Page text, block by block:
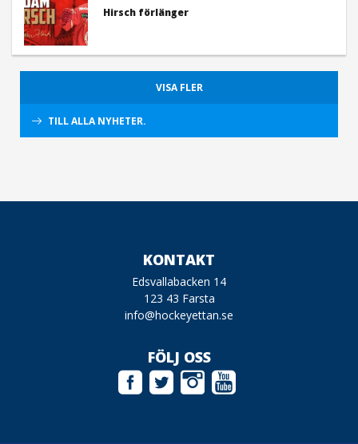
Hirsch förlänger
VISA FLER
TILL ALLA NYHETER.
KONTAKT
Edsvallabacken 14
123 43 Farsta
info@hockeyettan.se
FÖLJ OSS